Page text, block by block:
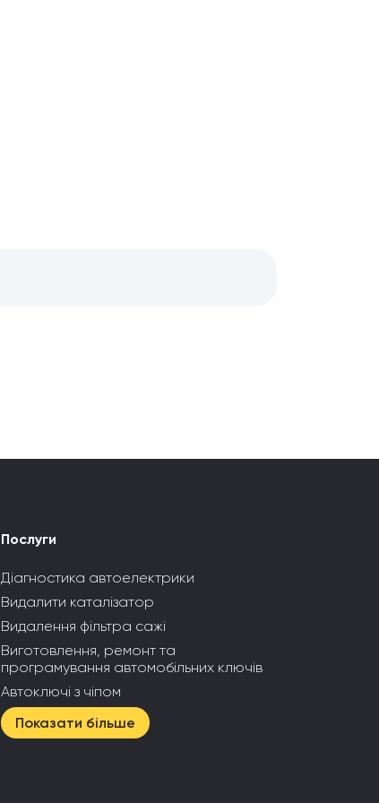
Послуги
Діагностика автоелектрики
Видалити каталізатор
Видалення фільтра сажі
Виготовлення, ремонт та
програмування автомобільних ключів
Автоключі з чіпом
Показати більше